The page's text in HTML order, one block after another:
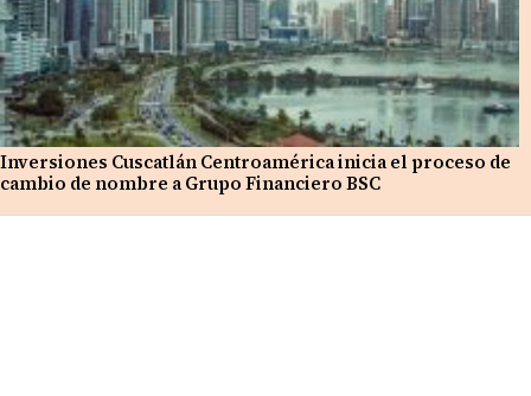
Inversiones Cuscatlán Centroamérica inicia el proceso de
cambio de nombre a Grupo Financiero BSC